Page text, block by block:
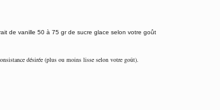
de vanille 50 à 75 gr de sucre glace selon votre goût
désirée (plus ou moins lisse selon votre goût).